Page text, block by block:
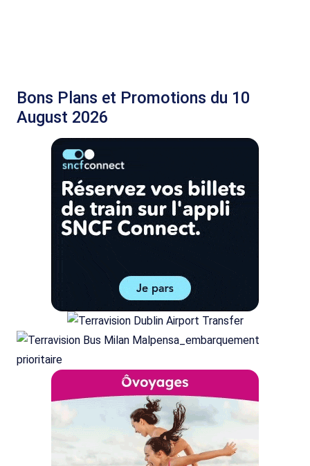
Bons Plans et Promotions du 10
August 2026